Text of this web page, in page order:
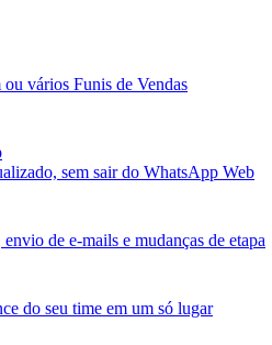
ou vários Funis de Vendas
sem sair do WhatsApp Web
de e-mails e mudanças de etapa
do seu time em um só lugar